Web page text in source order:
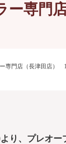
専門
専門店（長津田店）
、プレオー